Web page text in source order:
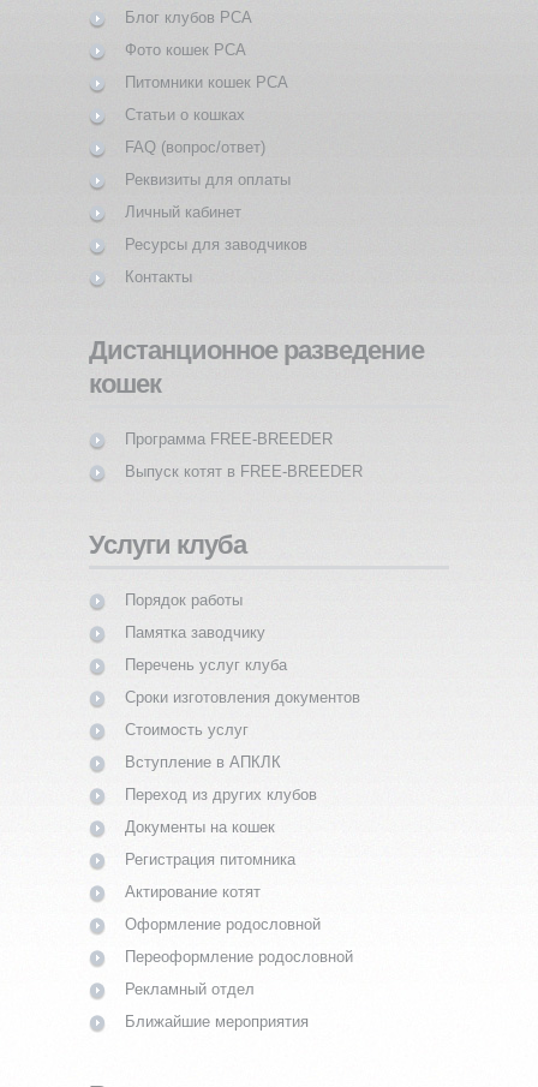
Блог клубов PCA
Фото кошек PCA
Питомники кошек PCA
Статьи о кошках
FAQ (вопрос/ответ)
Реквизиты для оплаты
Личный кабинет
Ресурсы для заводчиков
Контакты
Дистанционное разведение
кошек
Программа FREE-BREEDER
Выпуск котят в FREE-BREEDER
Услуги клуба
Порядок работы
Памятка заводчику
Перечень услуг клуба
Сроки изготовления документов
Стоимость услуг
Вступление в АПКЛК
Переход из других клубов
Документы на кошек
Регистрация питомника
Актирование котят
Оформление родословной
Переоформление родословной
Рекламный отдел
Ближайшие мероприятия